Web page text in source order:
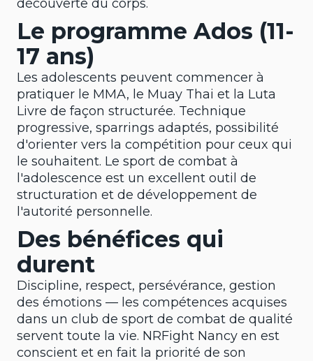
découverte du corps.
Le programme Ados (11-
17 ans)
Les adolescents peuvent commencer à
pratiquer le MMA, le Muay Thai et la Luta
Livre de façon structurée. Technique
progressive, sparrings adaptés, possibilité
d'orienter vers la compétition pour ceux qui
le souhaitent. Le sport de combat à
l'adolescence est un excellent outil de
structuration et de développement de
l'autorité personnelle.
Des bénéfices qui
durent
Discipline, respect, persévérance, gestion
des émotions — les compétences acquises
dans un club de sport de combat de qualité
servent toute la vie. NRFight Nancy en est
conscient et en fait la priorité de son